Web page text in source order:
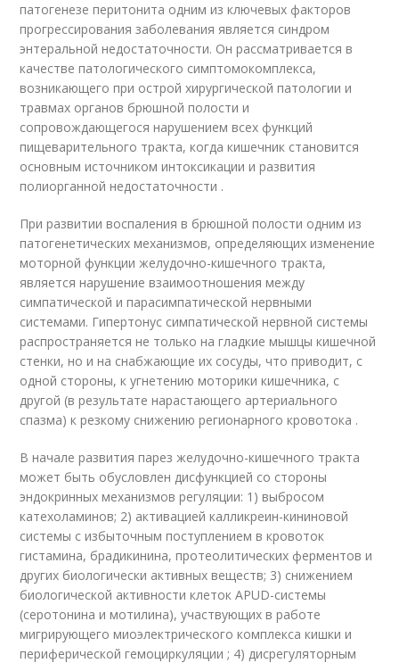
патогенезе перитонита одним из ключевых факторов
прогрессирования заболевания является синдром
энтеральной недостаточности. Он рассматривается в
качестве патологического симптомокомплекса,
возникающего при острой хирургической патологии и
травмах органов брюшной полости и
сопровождающегося нарушением всех функций
пищеварительного тракта, когда кишечник становится
основным источником интоксикации и развития
полиорганной недостаточности .
При развитии воспаления в брюшной полости одним из
патогенетических механизмов, определяющих изменение
моторной функции желудочно-кишечного тракта,
является нарушение взаимоотношения между
симпатической и парасимпатической нервными
системами. Гипертонус симпатической нервной системы
распространяется не только на гладкие мышцы кишечной
стенки, но и на снабжающие их сосуды, что приводит, с
одной стороны, к угнетению моторики кишечника, с
другой (в результате нарастающего артериального
спазма) к резкому снижению регионарного кровотока .
В начале развития парез желудочно-кишечного тракта
может быть обусловлен дисфункцией со стороны
эндокринных механизмов регуляции: 1) выбросом
катехоламинов; 2) активацией калликреин-кининовой
системы с избыточным поступлением в кровоток
гистамина, брадикинина, протеолитических ферментов и
других биологически активных веществ; 3) снижением
биологической активности клеток APUD-системы
(серотонина и мотилина), участвующих в работе
мигрирующего миоэлектрического комплекса кишки и
периферической гемоциркуляции ; 4) дисрегуляторным